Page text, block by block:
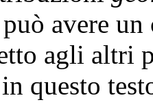
avere
agli altri
questo